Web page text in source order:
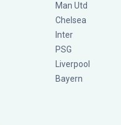
Man Utd
Chelsea
Inter
PSG
Liverpool
Bayern